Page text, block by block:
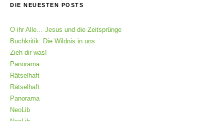
DIE NEUESTEN POSTS
O ihr Alle… Jesus und die Zeitsprünge
Buchkritik: Die Wildnis in uns
Zieh dir was!
Panorama
Rätselhaft
Rätselhaft
Panorama
NeoLib